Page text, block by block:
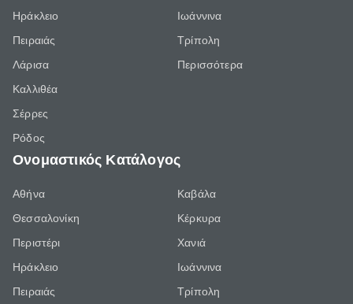
Ηράκλειο
Πειραιάς
Λάρισα
Καλλιθέα
Σέρρες
Ρόδος
Ιωάννινα
Τρίπολη
Περισσότερα
Ονομαστικός Κατάλογος
Αθήνα
Θεσσαλονίκη
Περιστέρι
Ηράκλειο
Πειραιάς
Καβάλα
Κέρκυρα
Χανιά
Ιωάννινα
Τρίπολη